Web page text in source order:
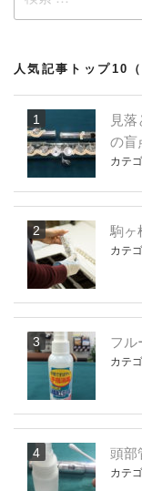
索:
人気記事トップ10
見
の
カテ
駒ヶ
カテ
フル
カテ
頭部
カテ